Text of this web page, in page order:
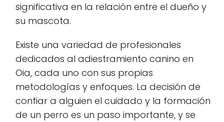
significativa en la relación entre el dueño y
su mascota.
Existe una variedad de profesionales
dedicados al adiestramiento canino en
Oia, cada uno con sus propias
metodologías y enfoques. La decisión de
confiar a alguien el cuidado y la formación
de un perro es un paso importante, y se